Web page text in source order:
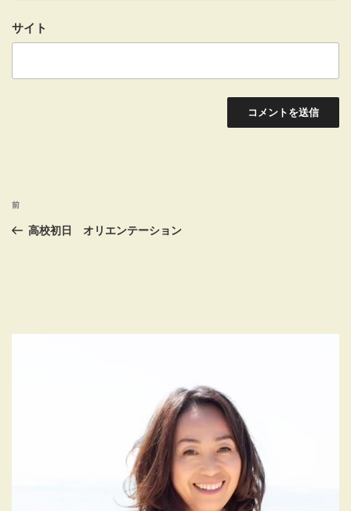
サイト
投
稿
ー
前
の
前
高校初日 オリエンテーション